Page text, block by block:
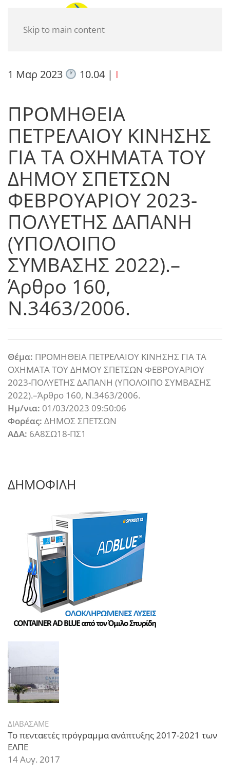
Skip to main content
1 Μαρ 2023 10.04| I
ΠΡΟΜΗΘΕΙΑ
ΠΕΤΡΕΛΑΙΟΥ ΚΙΝΗΣΗΣ
ΓΙΑ ΤΑ ΟΧΗΜΑΤΑ ΤΟΥ
ΔΗΜΟΥ ΣΠΕΤΣΩΝ
ΦΕΒΡΟΥΑΡΙΟΥ 2023-
ΠΟΛΥΕΤΗΣ ΔΑΠΑΝΗ
(ΥΠΟΛΟΙΠΟ
ΣΥΜΒΑΣΗΣ 2022).–
Άρθρο 160,
Ν.3463/2006.
Θέμα: ΠΡΟΜΗΘΕΙΑ ΠΕΤΡΕΛΑΙΟΥ ΚΙΝΗΣΗΣ ΓΙΑ ΤΑ
ΟΧΗΜΑΤΑ ΤΟΥ ΔΗΜΟΥ ΣΠΕΤΣΩΝ ΦΕΒΡΟΥΑΡΙΟΥ
2023-ΠΟΛΥΕΤΗΣ ΔΑΠΑΝΗ (ΥΠΟΛΟΙΠΟ ΣΥΜΒΑΣΗΣ
2022).–Άρθρο 160, Ν.3463/2006.
Ημ/νια: 01/03/2023 09:50:06
Φορέας: ΔΗΜΟΣ ΣΠΕΤΣΩΝ
ΑΔΑ: 6Α8ΣΩ18-ΠΣ1
ΔΗΜΟΦΙΛΗ
ΔΙΑΒΑΣΑΜΕ
Το πενταετές πρόγραμμα ανάπτυξης 2017-2021 των
ΕΛΠΕ
14 Αυγ. 2017